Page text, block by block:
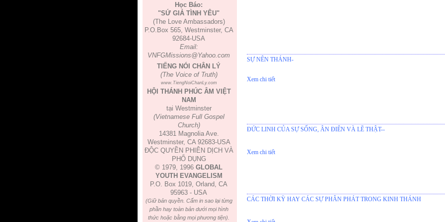
Học Báo:
"SỨ GIẢ TÌNH YÊU"
(The Love Ambassadors)
P.O.Box 565, Westminster, CA
92684-USA
Email:
VNFGMissions@Yahoo.com
TIẾNG NÓI CHÂN LÝ
(The Voice of Truth)
www.TiengNoiChanLy.com
HỘI THÁNH PHÚC ÂM VIỆT
NAM
tại Westminster
(Vietnamese Full Gospel
Church)
14381 Magnolia Ave.
Westminster, CA 92683-USA
ĐỘC QUYỀN PHIÊN DỊCH VÀ
PHỔ DỤNG
© 1979, 1996 GLOBAL
YOUTH EVANGELISM
P.O. Box 1019, Orland, CA
95963 - USA
(Giữ bản quyền. Cấm in sao lại từng
phần hay toàn bản dưới mọi hình
thức hoặc bằng mọi phương tiện).
SỰ NÊN THÁNH-
Xem chi tiết
ĐỨC LINH CỦA SỰ SỐNG, ÂN ĐIÊN VÀ LẼ THẬT--
Xem chi tiết
CÁC THỜI KỲ HAY CÁC SỰ PHÂN PHÁT TRONG KINH THÁNH